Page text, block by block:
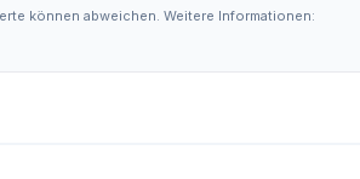
können abweichen. Weitere Informationen: